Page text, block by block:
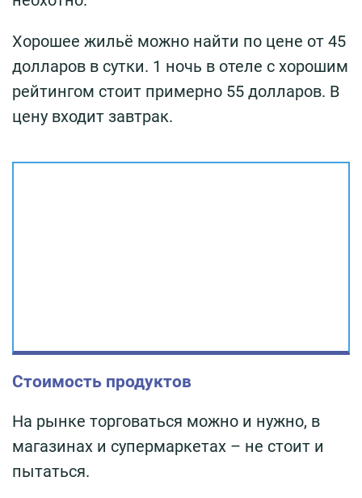
Хорошее жильё можно найти по цене от 45
долларов в сутки. 1 ночь в отеле с хорошим
рейтингом стоит примерно 55 долларов. В
цену входит завтрак.
Стоимость продуктов
На рынке торговаться можно и нужно, в
магазинах и супермаркетах – не стоит и
пытаться.